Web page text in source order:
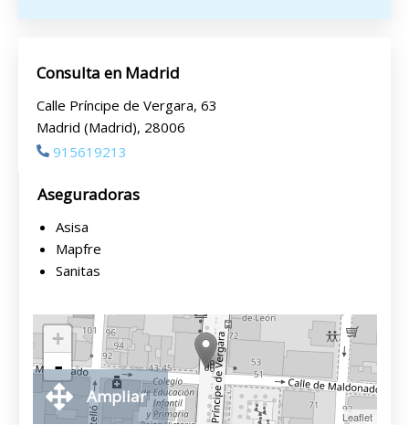
Consulta en Madrid
Calle Príncipe de Vergara, 63
Madrid (Madrid), 28006
915619213
Aseguradoras
Asisa
Mapfre
Sanitas
+
-
Leaflet
Ampliar